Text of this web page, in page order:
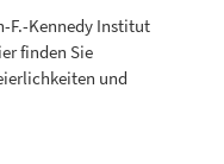
F.-Kennedy Institut
finden Sie
und